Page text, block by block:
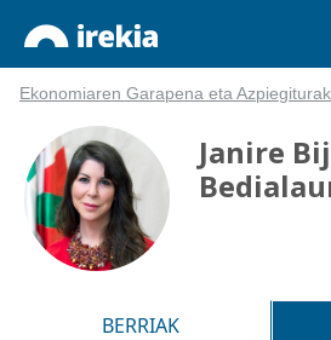
Ekonomiaren Garapena eta Azpiegiturak
Janire
BERRIAK